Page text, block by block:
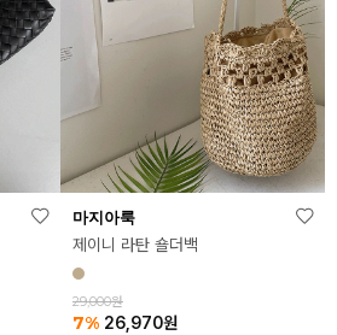
마지아룩
제이니 라탄 숄더백
29,000원
7% 26,970원